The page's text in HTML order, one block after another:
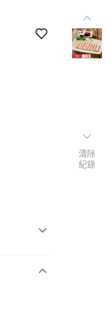
清除
紀錄